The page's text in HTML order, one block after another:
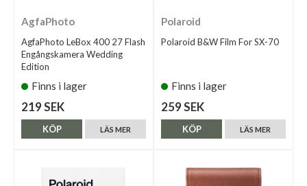
AgfaPhoto
AgfaPhoto LeBox 400 27 Flash
Engångskamera Wedding
Edition
Finns i lager
219 SEK
LÄS MER
KÖP
Polaroid
Polaroid B&W Film For SX-70
Finns i lager
259 SEK
LÄS MER
KÖP